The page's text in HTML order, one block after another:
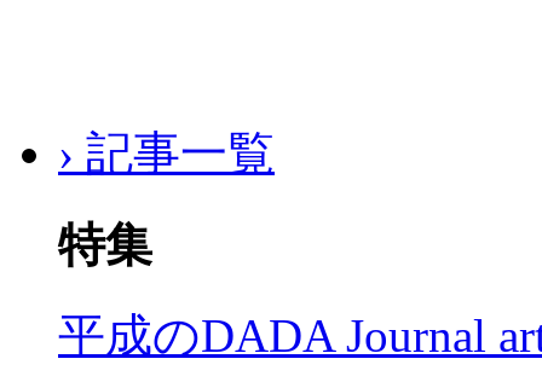
› 記事一覧
特集
平成のDADA Journal